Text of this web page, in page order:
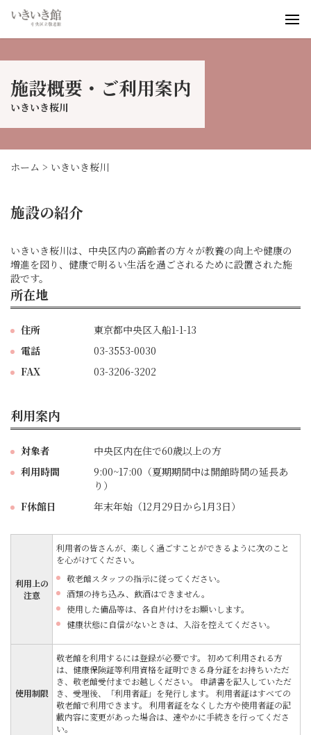
ブログ
施設概要・ご利用案内
いきいき桜川
ホーム > いきいき桜川
施設の紹介
いきいき桜川は、中央区内の高齢者の方々が教養の向上や健康の
増進を図り、健康で明るい生活を過ごされるために設置された施
設です。
所在地
住所
東京都中央区入船1-1-13
電話
03-3553-0030
FAX
03-3206-3202
利用案内
対象者
中央区内在住で60歳以上の方
利用時間
9:00~17:00（夏期期間中は開館時間の延長あ
り）
F休館日
年末年始（12月29日から1月3日）
利用上の
注意
利用者の皆さんが、楽しく過ごすことができるように次のこと
を心がけてください。
敬老館スタッフの指示に従ってください。
酒類の持ち込み、飲酒はできません。
使用した備品等は、各自片付けをお願いします。
健康状態に自信がないときは、入浴を控えてください。
使用制限
敬老館を利用するには登録が必要です。 初めて利用される方
は、健康保険証等利用資格を証明できる身分証をお持ちいただ
き、敬老館受付までお越しください。 申請書を記入していただ
き、受理後、「利用者証」を発行します。 利用者証はすべての
敬老館で利用できます。 利用者証をなくした方や使用者証の記
載内容に変更があった場合は、速やかに手続きを行ってくださ
い。